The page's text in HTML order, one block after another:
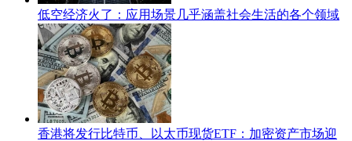
低空经济火了：应用场景几乎涵盖社会生活的各个领域
香港将发行比特币、以太币现货ETF：加密资产市场迎